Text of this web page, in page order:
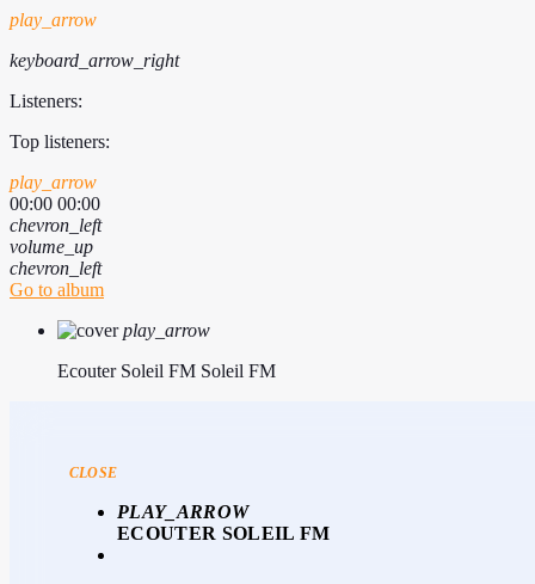
play_arrow
keyboard_arrow_right
Listeners:
Top listeners:
play_arrow
00:00 00:00
chevron_left
volume_up
chevron_left
Go to album
play_arrow
Ecouter Soleil FM Soleil FM
CLOSE
PLAY_ARROW
ECOUTER SOLEIL FM